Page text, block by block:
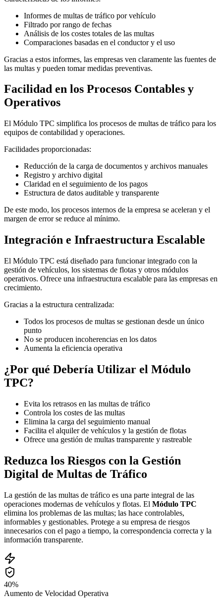
Informes de multas de tráfico por vehículo
Filtrado por rango de fechas
Análisis de los costes totales de las multas
Comparaciones basadas en el conductor y el uso
Gracias a estos informes, las empresas ven claramente las fuentes de
las multas y pueden tomar medidas preventivas.
Facilidad en los Procesos Contables y
Operativos
El Módulo TPC simplifica los procesos de multas de tráfico para los
equipos de contabilidad y operaciones.
Facilidades proporcionadas:
Reducción de la carga de documentos y archivos manuales
Registro y archivo digital
Claridad en el seguimiento de los pagos
Estructura de datos auditable y transparente
De este modo, los procesos internos de la empresa se aceleran y el
margen de error se reduce al mínimo.
Integración e Infraestructura Escalable
El Módulo TPC está diseñado para funcionar integrado con la
gestión de vehículos, los sistemas de flotas y otros módulos
operativos. Ofrece una infraestructura escalable para las empresas en
crecimiento.
Gracias a la estructura centralizada:
Todos los procesos de multas se gestionan desde un único
punto
No se producen incoherencias en los datos
Aumenta la eficiencia operativa
¿Por qué Debería Utilizar el Módulo
TPC?
Evita los retrasos en las multas de tráfico
Controla los costes de las multas
Elimina la carga del seguimiento manual
Facilita el alquiler de vehículos y la gestión de flotas
Ofrece una gestión de multas transparente y rastreable
Reduzca los Riesgos con la Gestión
Digital de Multas de Tráfico
La gestión de las multas de tráfico es una parte integral de las
operaciones modernas de vehículos y flotas. El Módulo TPC
elimina los problemas de las multas; las hace controlables,
informables y gestionables. Protege a su empresa de riesgos
innecesarios con el pago a tiempo, la correspondencia correcta y la
información transparente.
40%
Aumento de Velocidad Operativa